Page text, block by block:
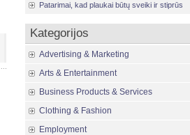
Patarimai, kad plaukai būtų sveiki ir stiprūs
Kategorijos
Advertising & Marketing
Arts & Entertainment
Business Products & Services
Clothing & Fashion
Employment